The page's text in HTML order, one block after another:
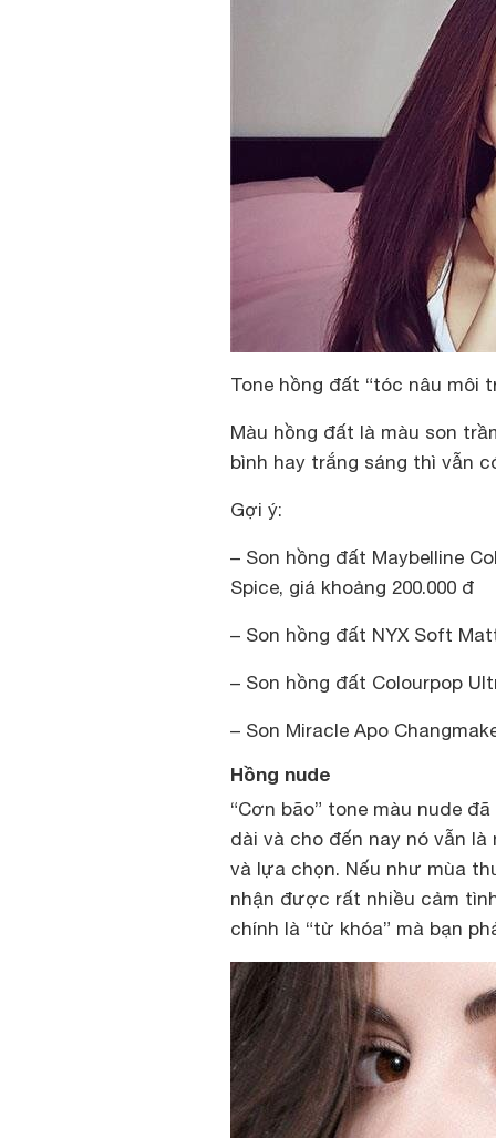
Tone hồng đất “tóc nâu môi
Màu hồng đất là màu son
bình hay trắng sáng thì vẫn
Gợi ý:
– Son hồng đất Maybelline
Spice, giá khoảng 200.000 đ
– Son hồng đất NYX Soft
– Son hồng đất Colourpop
– Son Miracle Apo
Hồng nude
“Cơn bão” tone màu nude
dài và cho đến nay nó vẫn
và lựa chọn. Nếu như mùa
nhận được rất nhiều cảm
chính là “từ khóa” mà bạn